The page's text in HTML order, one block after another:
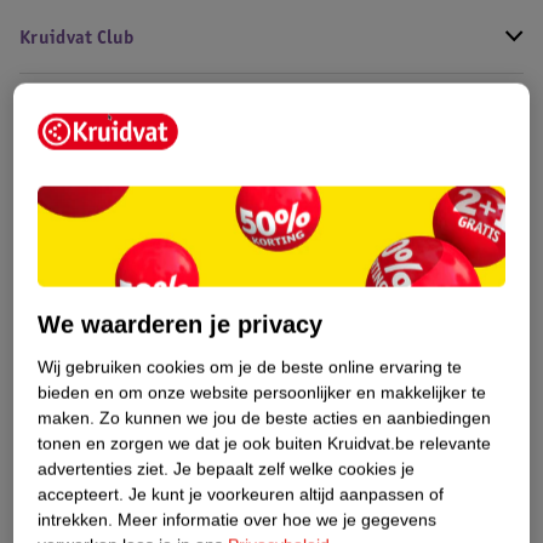
Kruidvat Club
We waarderen je privacy
Wij gebruiken cookies om je de beste online ervaring te
bieden en om onze website persoonlijker en makkelijker te
maken. Zo kunnen we jou de beste acties en aanbiedingen
tonen en zorgen we dat je ook buiten Kruidvat.be relevante
advertenties ziet. Je bepaalt zelf welke cookies je
accepteert. Je kunt je voorkeuren altijd aanpassen of
intrekken. Meer informatie over hoe we je gegevens